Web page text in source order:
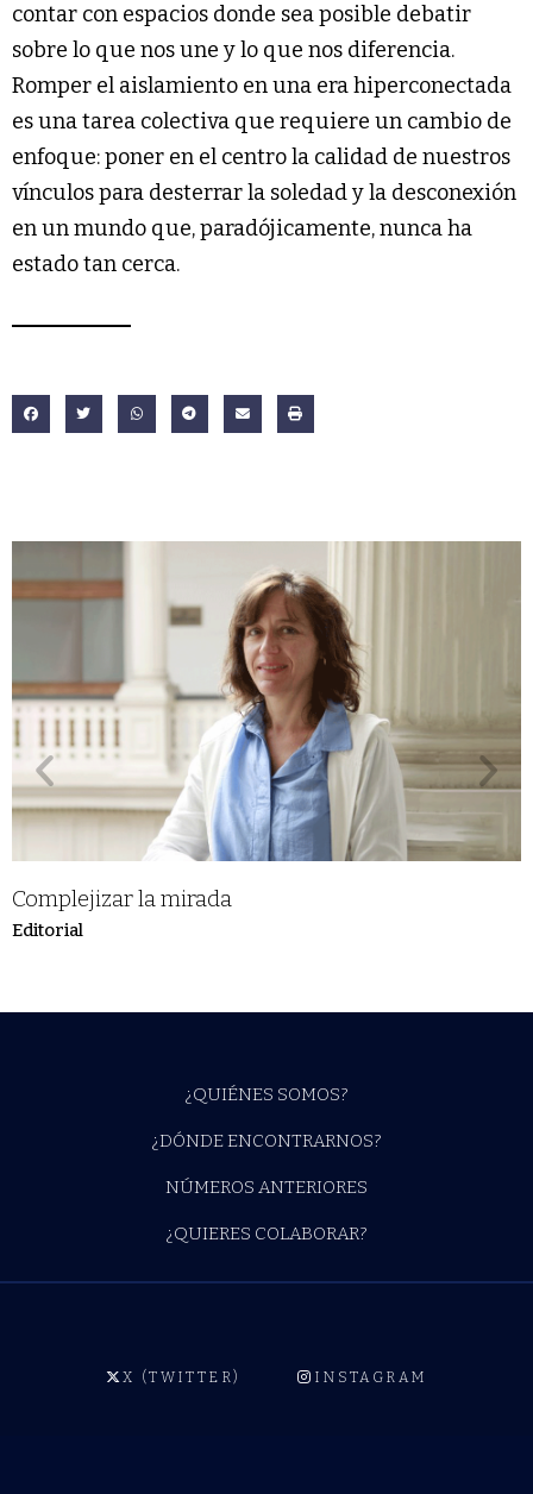
contar con espacios donde sea posible debatir
sobre lo que nos une y lo que nos diferencia.
Romper el aislamiento en una era hiperconectada
es una tarea colectiva que requiere un cambio de
enfoque: poner en el centro la calidad de nuestros
vínculos para desterrar la soledad y la desconexión
en un mundo que, paradójicamente, nunca ha
estado tan cerca.
Complejizar la mirada
Editorial
¿QUIÉNES SOMOS?
¿DÓNDE ENCONTRARNOS?
NÚMEROS ANTERIORES
¿QUIERES COLABORAR?
X (TWITTER) INSTAGRAM